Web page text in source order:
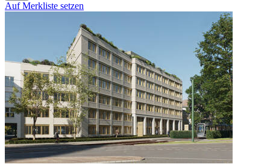
Auf Merkliste setzen